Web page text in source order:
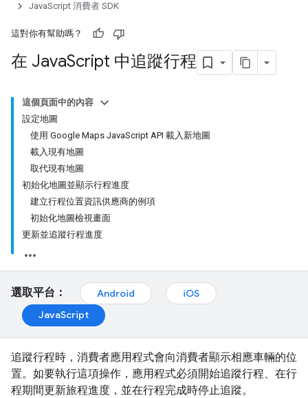
JavaScript 消費者 SDK
這對你有幫助嗎？
在 JavaScript 中追蹤行程
這個頁面中的內容
設定地圖
使用 Google Maps JavaScript API 載入新地圖
載入現有地圖
取代現有地圖
初始化地圖並顯示行程進度
建立行程位置資訊供應商的例項
初始化地圖檢視畫面
更新並追蹤行程進度
選取平台： Android
iOS
JavaScript
追蹤行程時，消費者應用程式會向消費者顯示相應車輛的位
置。如要執行這項操作，應用程式必須開始追蹤行程、在行
程期間更新旅程進度，並在行程完成時停止追蹤。